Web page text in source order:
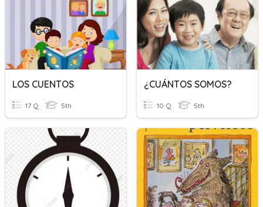
LOS CUENTOS
17 Q 5th
¿CUÁNTOS SOMOS?
10 Q 5th